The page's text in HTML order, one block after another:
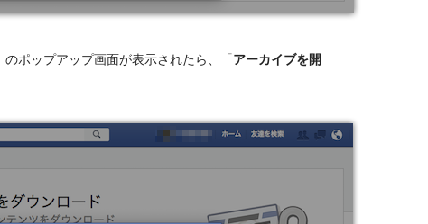
のポップアップ画面が表示されたら、「アーカイブを開